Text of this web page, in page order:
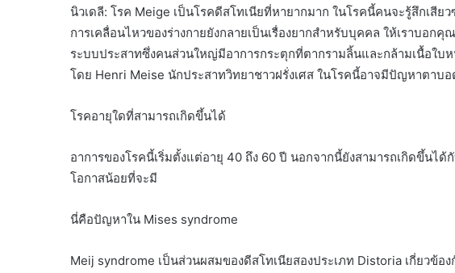
นิวเดลี: โรค Meige เป็นโรคดีสโทเนียที่หายากมาก ในโรคนี้คนจะรู้สึกเสี
การเคลื่อนไหวของร่างกายยังกลายเป็นเรื่องยากสำหรับบุคคล ให้เราบอก
ระบบประสาทซึ่งคนส่วนใหญ่มีอาการกระตุกที่ตากรามลิ้นและกล้ามเนื้อใบ
โดย Henri Meise นักประสาทวิทยาชาวฝรั่งเศส ในโรคนี้อาจมีปัญหาตาบ
โรคอายุใดที่สามารถเกิดขึ้นได้
อาการของโรคนี้เริ่มตั้งแต่อายุ 40 ถึง 60 ปี นอกจากนี้ยังสามารถเกิดขึ้นไ
โอกาสน้อยที่จะมี
นี่คือปัญหาใน Mises syndrome
Meij syndrome เป็นส่วนผสมของดีสโทเนียสองประเภท Distoria เกี่ยวข้อ